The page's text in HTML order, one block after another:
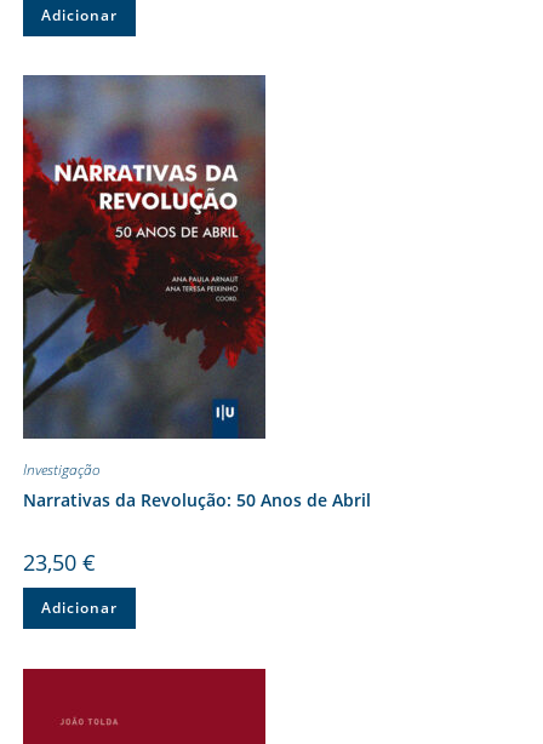
Adicionar
Investigação
Narrativas da Revolução: 50 Anos de Abril
23,50 €
Adicionar